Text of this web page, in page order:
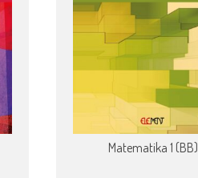
Matematika 1 (BB)